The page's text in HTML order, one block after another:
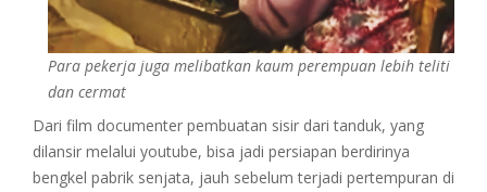
Para pekerja juga melibatkan kaum perempuan lebih teliti
dan cermat
Dari film documenter pembuatan sisir dari tanduk, yang
dilansir melalui youtube, bisa jadi persiapan berdirinya
bengkel pabrik senjata, jauh sebelum terjadi pertempuran di